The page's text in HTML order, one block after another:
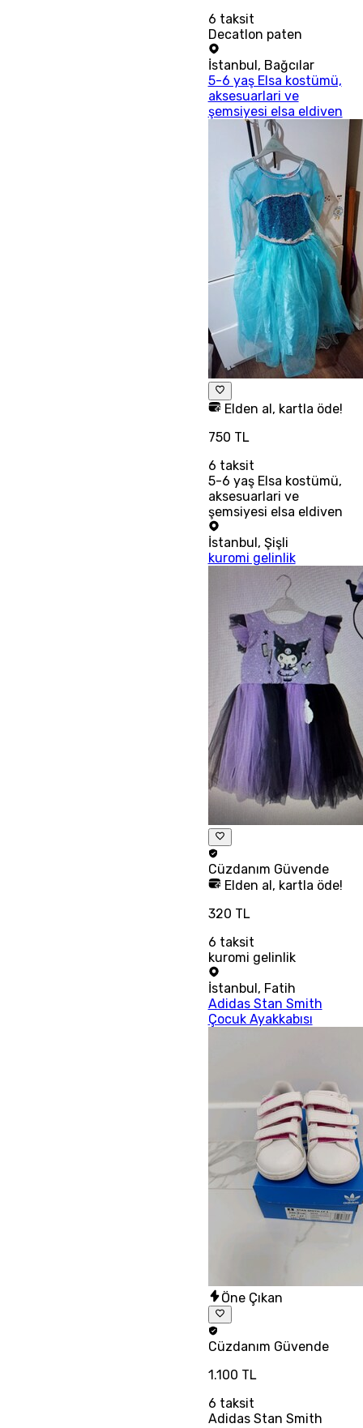
6 taksit
Decatlon paten
İstanbul , Bağcılar
5-6 yaş Elsa kostümü,
aksesuarlari ve
şemsiyesi elsa eldiven
Elden al, kartla öde!
750 TL
6 taksit
5-6 yaş Elsa kostümü,
aksesuarlari ve
şemsiyesi elsa eldiven
İstanbul, Şişli
kuromi gelinlik
Cüzdanım Güvende
Elden al, kartla öde!
320 TL
6 taksit
kuromi gelinlik
İstanbul, Fatih
Adidas Stan Smith
Çocuk Ayakkabısı
Öne Çıkan
Cüzdanım Güvende
1.100 TL
6 taksit
Adidas Stan Smith